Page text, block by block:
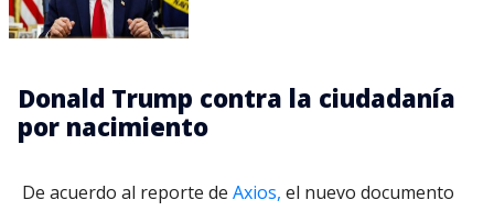
Donald Trump contra la ciudadanía
por nacimiento
De acuerdo al reporte de Axios, el nuevo documento